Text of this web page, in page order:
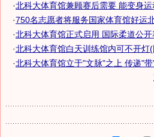
·北科大体育馆兼顾赛后需要 能变身运
·750名志愿者将服务国家体育馆好运北
·北科大体育馆正式启用 国际柔道公开
·北科大体育馆白天训练馆内可不开灯
·北科大体育馆立于"文脉"之上 传递"带